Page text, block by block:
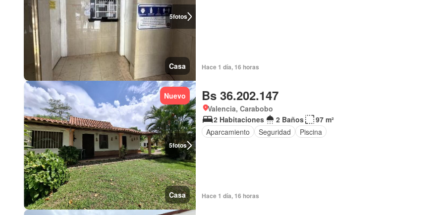
5fotos
Casa Hace 1 día, 16 horas
5fotos
Nuevo
Casa
Bs 36.202.147
Valencia, Carabobo
2 Habitaciones
2 Baños
97 m²
Aparcamiento
Seguridad Piscina
Hace 1 día, 16 horas